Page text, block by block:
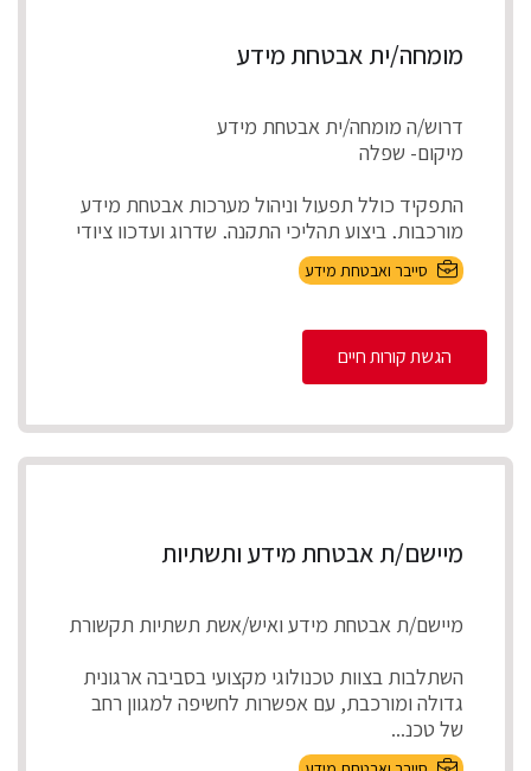
מומחה/ית אבטחת מידע
דרוש/ה מומחה/ית אבטחת מידע
מיקום- שפלה
התפקיד כולל תפעול וניהול מערכות אבטחת מידע
מורכבות, ביצוע תהליכי התקנה, שדרוג ועדכון ציודי
אבטחת ...סייבר ואבטחת מידע
הגשת קורות חיים
מיישם/ת אבטחת מידע ותשתיות
מיישם/ת אבטחת מידע ואיש/אשת תשתיות תקשורת
השתלבות בצוות טכנולוגי מקצועי בסביבה ארגונית
גדולה ומורכבת, עם אפשרות לחשיפה למגוון רחב
של טכנ...